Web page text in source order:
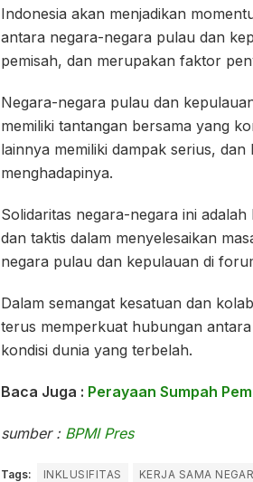
Indonesia akan menjadikan
antara negara-negara pulau dan
pemisah, dan merupakan faktor
Negara-negara pulau dan
memiliki tantangan bersama yang
lainnya memiliki dampak serius,
menghadapinya.
Solidaritas negara-negara ini
dan taktis dalam menyelesaikan
negara pulau dan kepulauan di
Dalam semangat kesatuan dan
terus memperkuat hubungan
kondisi dunia yang terbelah.
Baca Juga : Perayaan Sumpah
sumber : BPMI Pres
Tags: INKLUSIFITAS KERJA SAMA